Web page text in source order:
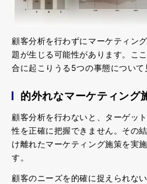
顧客分析を行わずにマーケティン
題が生じる可能性があります。こ
合に起こりうる5つの事態について
的外れなマーケティング
顧客分析を行わないと、ターゲッ
性を正確に把握できません。その
け離れたマーケティング施策を実
す。
顧客のニーズを的確に捉えられない